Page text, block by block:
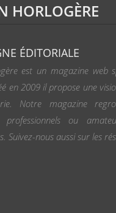
HORLOGÈRE
ÉDITORIALE
est un magazine web
en 2009 il propose une
Notre magazine
professionnels ou
Suivez-nous aussi sur les